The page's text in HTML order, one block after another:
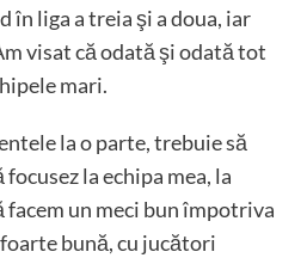
în liga a treia şi a doua, iar
visat că odată şi odată tot
mari.
la o parte, trebuie să
la echipa mea, la
facem un meci bun împotriva
bună, cu jucători